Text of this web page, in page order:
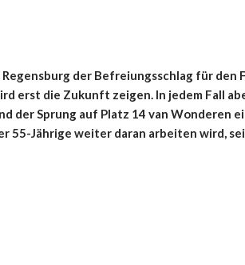
der Befreiungsschlag für den
erst die Zukunft zeigen. In jedem Fall
der Sprung auf Platz 14 van Wonderen
55-Jährige weiter daran arbeiten wird,